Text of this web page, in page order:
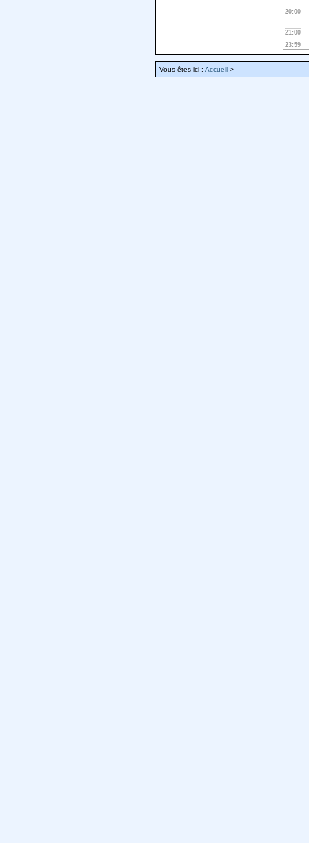
20:00
21:00
23:59
Vous êtes ici : Accueil >